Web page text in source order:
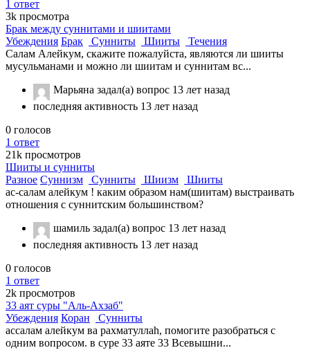
1 ответ
3k просмотра
Брак между суннитами и шиитами
Убеждения Брак Сунниты Шииты
Течения
Салам Алейкум, скажите пожалуйста, являются ли шииты
мусульманами и можно ли шиитам и суннитам вс...
Марьяна задал(а) вопрос 13 лет назад
последняя активность 13 лет назад
0 голосов
1 ответ
21k просмотров
Шииты и сунниты
Разное Суннизм Сунниты Шиизм
Шииты
ас-салам алейкум ! каким образом нам(шиитам) выстраивать
отношения с суннитским большинством?
шамиль задал(а) вопрос 13 лет назад
последняя активность 13 лет назад
0 голосов
1 ответ
2k просмотров
33 аят суры "Аль-Ахзаб"
Убеждения Коран
Сунниты
ассалам алейкум ва рахматуллаh, помогите разобраться с
одним вопросом. в суре 33 аяте 33 Всевышни...